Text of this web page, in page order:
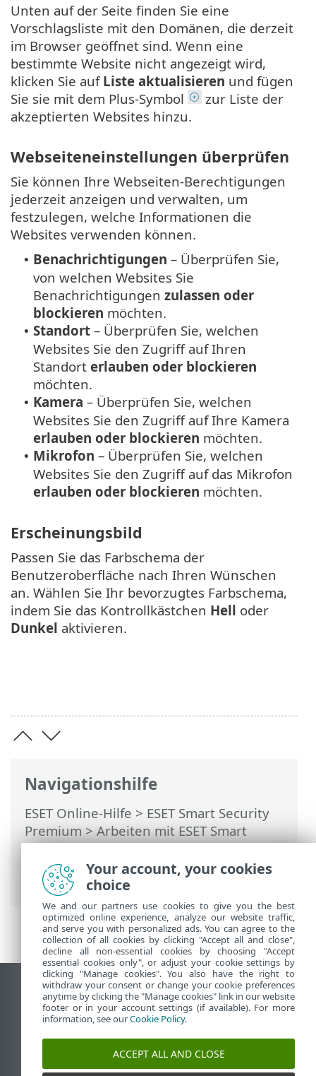
Navigationshilfe
ESET Online-Hilfe > ESET Smart Security
Premium>Arbeiten mit ESET Smart
Security Premium>Einstellungen>
Sicherheits-Tools> Browserschutz &
Privatsphäre
Unten auf der Seite finden Sie eine
Vorschlagsliste mit den Domänen, die derzeit
im Browser geöffnet sind. Wenn eine
bestimmte Website nicht angezeigt wird,
klicken Sie auf Liste aktualisieren und fügen
Sie sie mit dem Plus-Symbol
zur Liste der
akzeptierten Websites hinzu.
Webseiteneinstellungen überprüfen
Sie können Ihre Webseiten-Berechtigungen
jederzeit anzeigen und verwalten, um
festzulegen, welche Informationen die
Websites verwenden können.
• Benachrichtigungen – Überprüfen Sie,
von welchen Websites Sie
Benachrichtigungen zulassen oder
blockieren möchten.
• Standort – Überprüfen Sie, welchen
Websites Sie den Zugriff auf Ihren
Standort erlauben oder blockieren
möchten.
• Kamera – Überprüfen Sie, welchen
Websites Sie den Zugriff auf Ihre Kamera
erlauben oder blockieren möchten.
• Mikrofon – Überprüfen Sie, welchen
Websites Sie den Zugriff auf das Mikrofon
erlauben oder blockieren möchten.
Erscheinungsbild
Passen Sie das Farbschema der
Benutzeroberfläche nach Ihren Wünschen
an. Wählen Sie Ihr bevorzugtes Farbschema,
indem Sie das Kontrollkästchen Hell oder
Dunkel aktivieren.
Desktop-Site anzeigen
End of Life
ESET Knowledgebase
ESET-Forum
ESET Status Portal
Your account, your cookies
choice
We and our partners use cookies to give you the best
optimized online experience, analyze our website traffic,
and serve you with personalized ads. You can agree to the
collection of all cookies by clicking "Accept all and close",
decline all non-essential cookies by choosing "Accept
essential cookies only", or adjust your cookie settings by
clicking "Manage cookies". You also have the right to
withdraw your consent or change your cookie preferences
anytime by clicking the "Manage cookies" link in our website
footer or in your account settings (if available). For more
information, see ourCookie Policy.
ACCEPT ALL AND CLOSE